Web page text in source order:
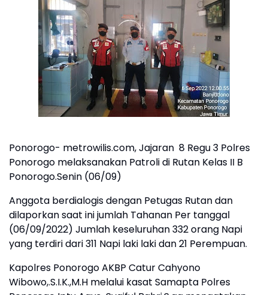
Ponorogo- metrowilis.com, Jajaran 8 Regu 3 Polres
Ponorogo melaksanakan Patroli di Rutan Kelas II B
Ponorogo.Senin (06/09)
Anggota berdialogis dengan Petugas Rutan dan
dilaporkan saat ini jumlah Tahanan Per tanggal
(06/09/2022) Jumlah keseluruhan 332 orang Napi
yang terdiri dari 311 Napi laki laki dan 21 Perempuan.
Kapolres Ponorogo AKBP Catur Cahyono
Wibowo,.S.I.K.,M.H melalui kasat Samapta Polres